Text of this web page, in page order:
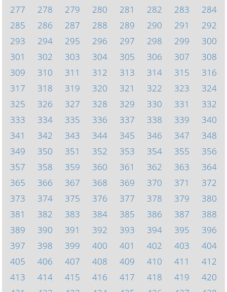
277
278 279 280 281 282 283
284
285
286 287 288 289 290 291
292
293
294 295 296 297 298 299
300
301
302 303 304 305 306 307
308
309
310 311 312 313 314 315
316
317
318 319 320 321 322 323
324
325
326 327 328 329 330 331
332
333
334 335 336 337 338 339
340
341
342 343 344 345 346 347
348
349
350 351 352 353 354 355
356
357
358 359 360 361 362 363
364
365
366 367 368 369 370 371
372
373
374 375 376 377 378 379
380
381
382 383 384 385 386 387
388
389
390 391 392 393 394 395
396
397
398 399 400 401 402 403
404
405
406 407 408 409 410 411
412
413
414 415 416 417 418 419
420